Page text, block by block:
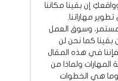
إن بقينا مكاننا
مهاراتنا.
وسوق العمل
بقينا كما نحن لن
فإننا في هذه المقال
ولماذا من
وما هي الخطوات